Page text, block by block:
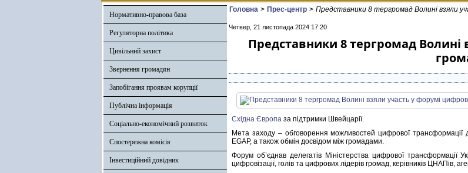
Нормативно-правова база
Регуляторна політика
Цивільний захист
Звернення громадян
Запобігання проявам корупції
Публічна інформація
Соціально-економічний розвиток
Спостережна комісія
Інвестиційний довідник
Головна > Прес-центр > Представники 8 тергромад Волині взяли
Четвер, 21 листопада 2024 17:20
Представники 8 тергромад
Східна Європа за підтримки Швейцарії.
Мета заходу – обговорення можливостей цифрової трансформації
EGAP, а також обмін досвідом між громадами.
Форум об’єднав делегатів Міністерства цифрової трансформації
цифровізації, голів та цифрових лідерів громад, керівників ЦНАПів,